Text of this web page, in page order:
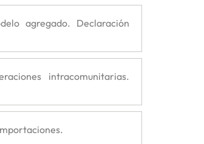
agregado. Declaración
intracomunitarias.